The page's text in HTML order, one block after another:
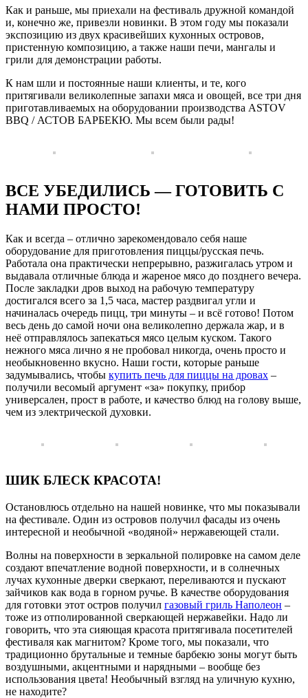
Как и раньше, мы приехали на фестиваль дружной командой
и, конечно же, привезли новинки. В этом году мы показали
экспозицию из двух красивейших кухонных островов,
пристенную композицию, а также наши печи, мангалы и
грили для демонстрации работы.
К нам шли и постоянные наши клиенты, и те, кого
притягивали великолепные запахи мяса и овощей, все три дня
приготавливаемых на оборудовании производства ASTOV
BBQ / АСТОВ БАРБЕКЮ. Мы всем были рады!
ВСЕ УБЕДИЛИСЬ — ГОТОВИТЬ С
НАМИ ПРОСТО!
Как и всегда – отлично зарекомендовало себя наше
оборудование для приготовления пиццы/русская печь.
Работала она практически непрерывно, разжигалась утром и
выдавала отличные блюда и жареное мясо до позднего вечера.
После закладки дров выход на рабочую температуру
достигался всего за 1,5 часа, мастер раздвигал угли и
начиналась очередь пицц, три минуты – и всё готово! Потом
весь день до самой ночи она великолепно держала жар, и в
неё отправлялось запекаться мясо целым куском. Такого
нежного мяса лично я не пробовал никогда, очень просто и
необыкновенно вкусно. Наши гости, которые раньше
задумывались, чтобы купить печь для пиццы на дровах –
получили весомый аргумент «за» покупку, прибор
универсален, прост в работе, и качество блюд на голову выше,
чем из электрической духовки.
ШИК БЛЕСК КРАСОТА!
Остановлюсь отдельно на нашей новинке, что мы показывали
на фестивале. Один из островов получил фасады из очень
интересной и необычной «водяной» нержавеющей стали.
Волны на поверхности в зеркальной полировке на самом деле
создают впечатление водной поверхности, и в солнечных
лучах кухонные дверки сверкают, переливаются и пускают
зайчиков как вода в горном ручье. В качестве оборудования
для готовки этот остров получил газовый гриль Наполеон –
тоже из отполированной сверкающей нержавейки. Надо ли
говорить, что эта сияющая красота притягивала посетителей
фестиваля как магнитом? Кроме того, мы показали, что
традиционно брутальные и темные барбекю зоны могут быть
воздушными, акцентными и нарядными – вообще без
использования цвета! Необычный взгляд на уличную кухню,
не находите?